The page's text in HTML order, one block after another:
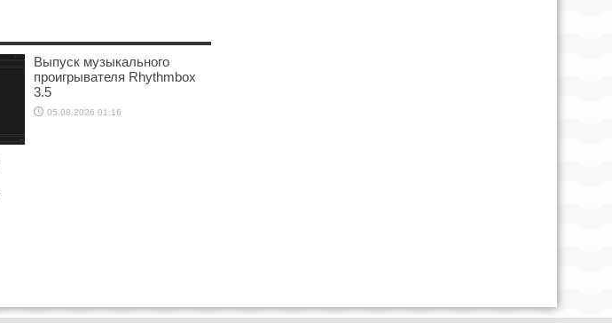
Выпуск музыкального
проигрывателя Rhythmbox
3.5
05.08.2026 01:16